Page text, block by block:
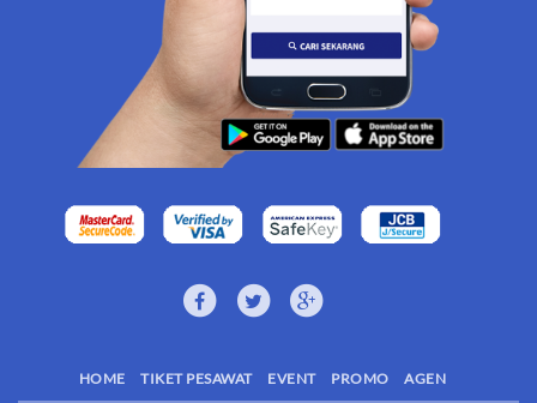
HOME TIKET PESAWAT EVENT PROMO AGEN